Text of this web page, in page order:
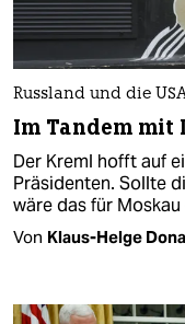
Russland und die
Im Tandem mit
Der Kreml hofft auf
Präsidenten. Sollte
wäre das für Moskau
Von Klaus-Helge